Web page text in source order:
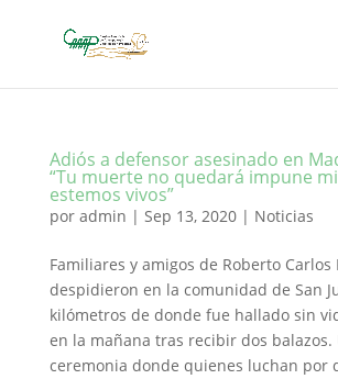
Adiós a defensor asesinado en
“Tu muerte no quedará impune
estemos vivos”
por admin | Sep 13, 2020| Noticias
Familiares y amigos de Roberto Carlos
despidieron en la comunidad de San
kilómetros de donde fue hallado sin
en la mañana tras recibir dos balazos.
ceremonia donde quienes luchan por